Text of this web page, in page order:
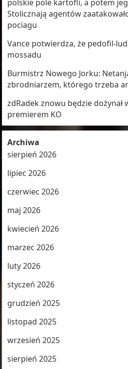
polskie pole kartofli, a potem
Stolicznają agentów
pociagu
Vance potwierdza, że pedofil-
mossadu
Burmistrz Nowego Jorku:
zbrodniarzem, którego trzeba
zdRadek znowu będzie dożynał
premierem KO
Archiwa
sierpień 2026
lipiec 2026
czerwiec 2026
maj 2026
kwiecień 2026
marzec 2026
luty 2026
styczeń 2026
grudzień 2025
listopad 2025
wrzesień 2025
sierpień 2025